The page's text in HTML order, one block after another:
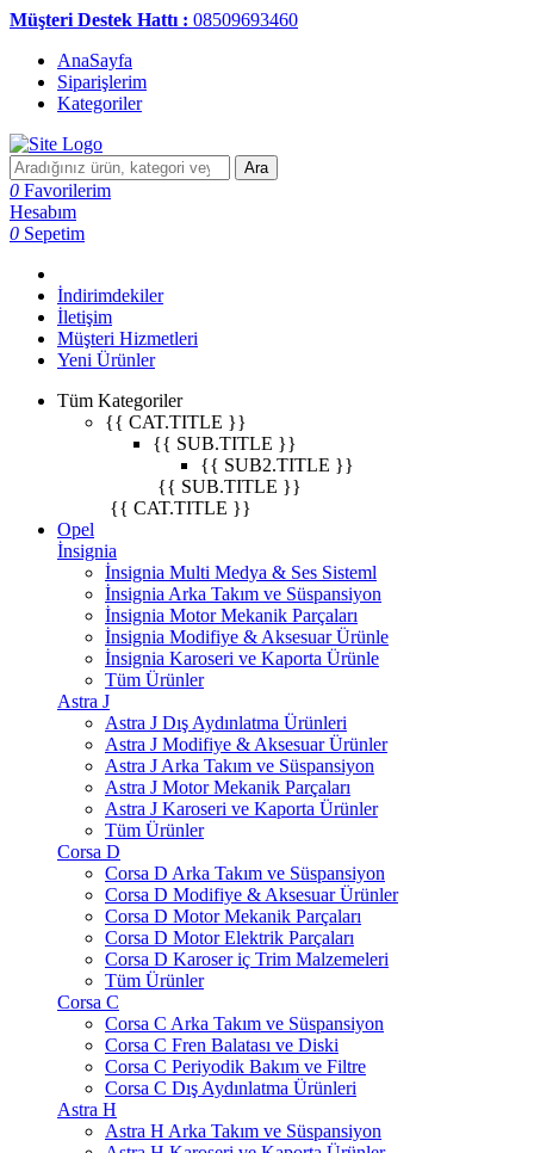
Müşteri Destek Hattı : 08509693460
AnaSayfa
Siparişlerim
Kategoriler
Ara
0 Favorilerim
Hesabım
0 Sepetim
İndirimdekiler
İletişim
Müşteri Hizmetleri
Yeni Ürünler
Tüm Kategoriler
{{ CAT.TITLE }}
{{ SUB.TITLE }}
{{ SUB2.TITLE }}
{{ SUB.TITLE }}
{{ CAT.TITLE }}
Opel
İnsignia
İnsignia Multi Medya & Ses Sisteml
İnsignia Arka Takım ve Süspansiyon
İnsignia Motor Mekanik Parçaları
İnsignia Modifiye & Aksesuar Ürünle
İnsignia Karoseri ve Kaporta Ürünle
Tüm Ürünler
Astra J
Astra J Dış Aydınlatma Ürünleri
Astra J Modifiye & Aksesuar Ürünler
Astra J Arka Takım ve Süspansiyon
Astra J Motor Mekanik Parçaları
Astra J Karoseri ve Kaporta Ürünler
Tüm Ürünler
Corsa D
Corsa D Arka Takım ve Süspansiyon
Corsa D Modifiye & Aksesuar Ürünler
Corsa D Motor Mekanik Parçaları
Corsa D Motor Elektrik Parçaları
Corsa D Karoser iç Trim Malzemeleri
Tüm Ürünler
Corsa C
Corsa C Arka Takım ve Süspansiyon
Corsa C Fren Balatası ve Diski
Corsa C Periyodik Bakım ve Filtre
Corsa C Dış Aydınlatma Ürünleri
Astra H
Astra H Arka Takım ve Süspansiyon